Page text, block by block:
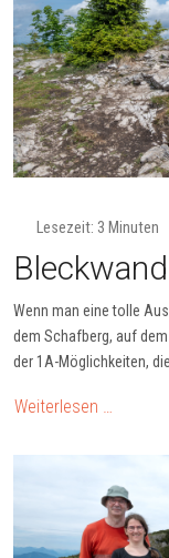
Lesezeit: 3 Minuten
Bleckwand
Wenn man eine tolle
dem Schafberg, auf
der 1A-Möglichkeiten,
Weiterlesen …